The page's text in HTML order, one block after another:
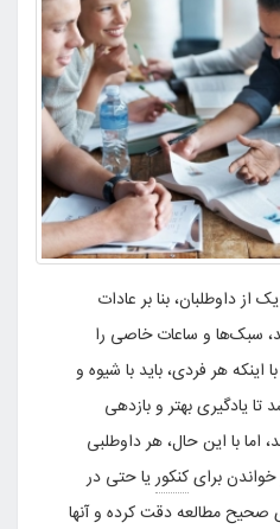
از داوطلبان، بنا بر عادات
سبک‌ها و ساعات خاصی را
اینکه هر فردی، باید با شیوه و
یادگیری بهتر و بازدهی
اما با این حال، هر داوطلبی
خواندن برایکنکوریا حتی در
صحیح مطالعه دقت کرده و آنها